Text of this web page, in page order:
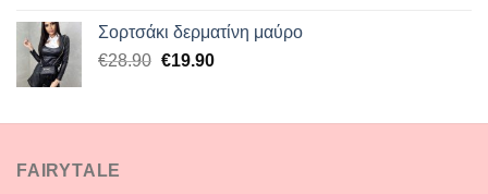
€80.00.είναι:
€59.90.
Σορτσάκι δερματίνη μαύρο
€28.90 Original
€28.90.
€19.90Η
είναι:
FAIRYTALE